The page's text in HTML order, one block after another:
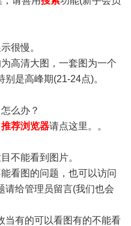
很慢。
高清大图，一套图为一个
是高峰期(21-24点)。
么办？
推荐浏览器请点这里。。
不能看到图片。
看图的问题，也可以访问
请给管理员留言(我们也会
有的可以看图有的不能看